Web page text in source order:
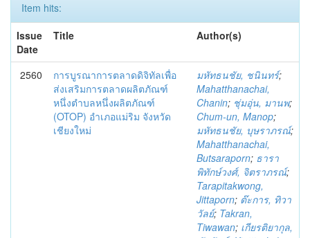
Item hits:
Issue
Date
Title Author(s)
2560
การบูรณาการตลาดดิจิทัลเพื่อ
ส่งเสริมการตลาดผลิตภัณฑ์
หนึ่งตำบลหนึ่งผลิตภัณฑ์
(OTOP) อำเภอแม่ริม จังหวัด
เชียงใหม่
มหัทธนชัย, ชนินทร์;
Mahatthanachai,
Chanin; ชุ่มอุ่น, มานพ;
Chum-un, Manop;
มหัทธนชัย, บุษราภรณ์;
Mahatthanachai,
Butsaraporn; ธารา
พิทักษ์วงศ์, จิตราภรณ์;
Tarapitakwong,
Jittaporn; ต๊ะการ, ทิวา
วัลย์; Takran,
Tiwawan; เกียรติยากุล,